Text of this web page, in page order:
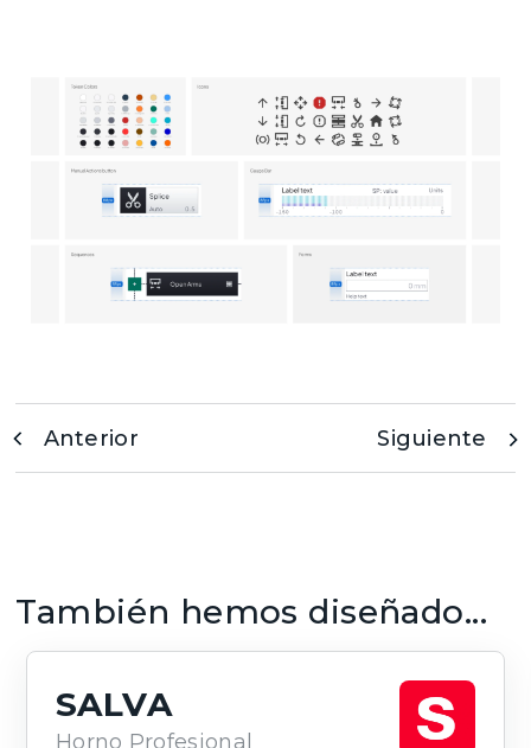
Anterior Siguiente
También hemos diseñado...
SALVA
Horno Profesional